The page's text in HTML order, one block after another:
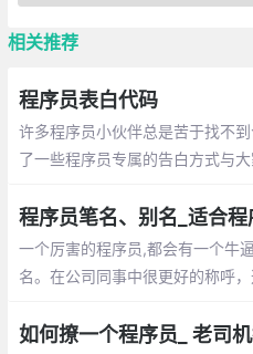
相关推荐
程序员表白代码
许多程序员小伙伴总是苦于找不
了一些程序员专属的告白方式与
程序员笔名、别名_适合
一个厉害的程序员,都会有一个牛
名。在公司同事中很更好的称呼